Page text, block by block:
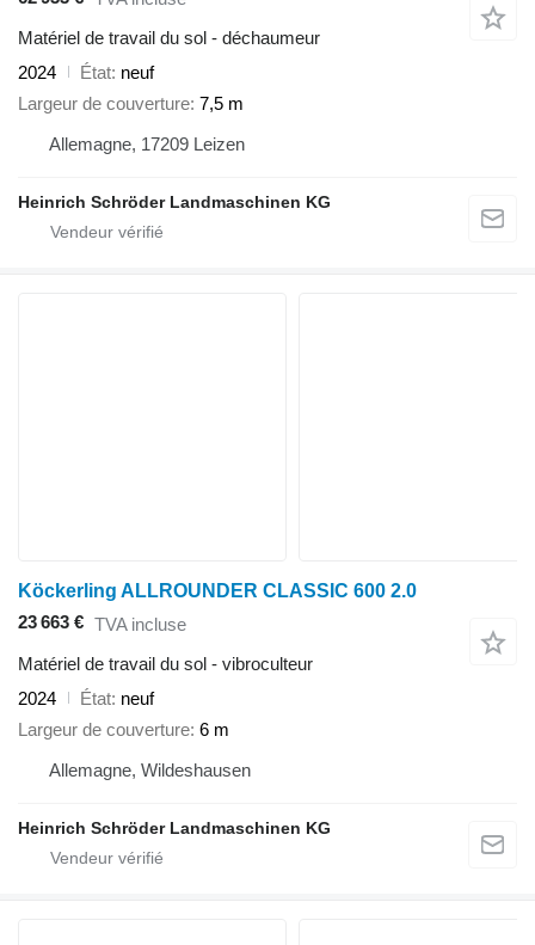
Matériel de travail du sol - déchaumeur
2024
État neuf
Largeur de couverture 7,5 m
Allemagne, 17209 Leizen
Heinrich Schröder Landmaschinen KG
Köckerling ALLROUNDER CLASSIC 600 2.0
23 663 € TVA incluse
Matériel de travail du sol - vibroculteur
2024
État neuf
Largeur de couverture 6 m
Allemagne, Wildeshausen
Heinrich Schröder Landmaschinen KG